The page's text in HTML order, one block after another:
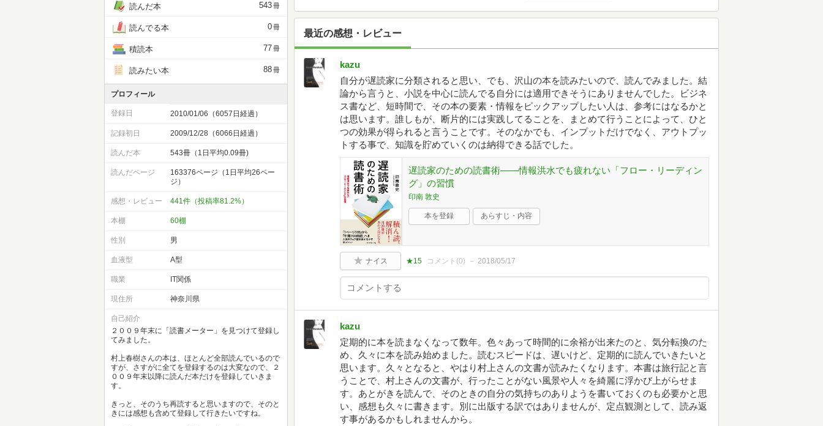
最近の感想・レビュー
kazu
自分が遅読家に分類されると思い、でも、沢山の本を読みたいので、読んでみました。結
論から言うと、小説を中心に読んでる自分には適用できそうにありませんでした。ビジネ
ス書など、短時間で、その本の要素・情報をピックアップしたい人は、参考にはなるかと
は思います。誰しもが、断片的には実践してることを、まとめて行うことによって、ひと
つの効果が得られると言うことです。そのなかでも、インプットだけでなく、アウトプッ
トする事で、知識を貯めていくのは納得できる話でした。
遅読家のための読書術――情報洪水でも疲れない「フロー・リーディン
グ」の習慣
印南 敦史
本を登録 あらすじ・内容
ナイス ★15 コメント(0) 2018/05/17
kazu
定期的に本を読まなくなって数年。色々あって時間的に余裕が出来たのと、気分転換のた
め、久々に本を読み始めました。読むスピードは、遅いけど、定期的に読んでいきたいと
思います。久々となると、やはり村上さんの文書が読みたくなります。本書は旅行記と言
うことで、村上さんの文書が、行ったことがない風景や人々を綺麗に浮かび上がらせま
す。あとがきを読んで、そのときの自分の気持ちのありようを書いておくのも必要かと思
い、感想も久々に書きます。別に出版する訳ではありませんが、定点観測として、読み返
す事があるかもしれませんから。
読んだ本 543冊
読んでる本 0冊
積読本 77冊
読みたい本 88冊
プロフィール
登録日 2010/01/06（6057日経過）
記録初日 2009/12/28（6066日経過）
読んだ本 543冊（1日平均0.09冊)
読んだページ
163376ページ（1日平均26ペー
ジ）
感想・レビュー 441件（投稿率81.2%）
本棚 60棚
性別 男
血液型 A型
職業 IT関係
現住所 神奈川県
自己紹介
２００９年末に「読書メーター」を見つけて登録し
てみました。
村上春樹さんの本は、ほとんど全部読んでいるので
すが、さすがに全てを登録するのは大変なので、２
００９年末以降に読んだ本だけを登録していきま
す。
きっと、そのうち再読すると思いますので、そのと
きには感想も含めて登録して行きたいですね。